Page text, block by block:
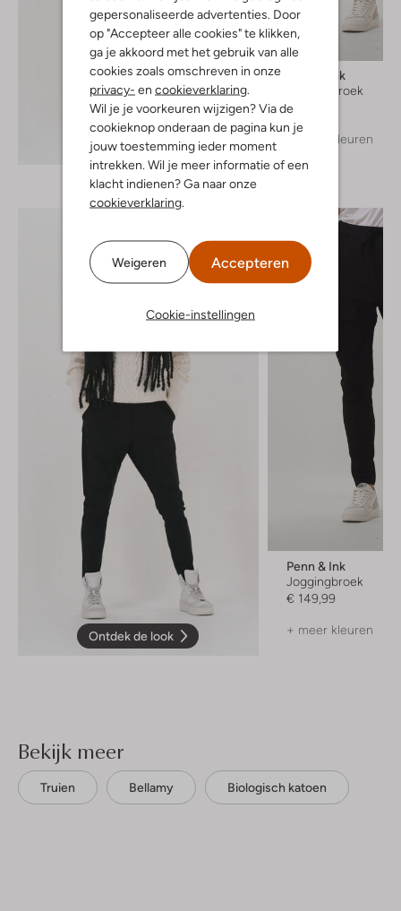
gepersonaliseerde advertenties. Door
op "Accepteer alle cookies" te klikken,
ga je akkoord met het gebruik van alle
cookies zoals omschreven in onze
privacy- en cookieverklaring.
Wil je je voorkeuren wijzigen? Via de
cookieknop onderaan de pagina kun je
jouw toestemming ieder moment
intrekken. Wil je meer informatie of een
klacht indienen? Ga naar onze
cookieverklaring.
Weigeren Accepteren
Cookie-instellingen
Ontdek de look
Penn & Ink
Joggingbroek
€ 149,99
+ meer kleuren
Ontdek de look
Penn & Ink
Joggingbroek
€ 149,99
+ meer kleuren
Bekijk meer
Truien Bellamy Biologisch katoen